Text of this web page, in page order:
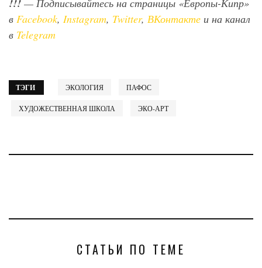
!!! — Подписывайтесь на страницы «Европы-Кипр»
в Facebook, Instagram, Twitter, ВКонтакте и на канал
в Telegram
ТЭГИ ЭКОЛОГИЯ ПАФОС
ХУДОЖЕСТВЕННАЯ ШКОЛА ЭКО-АРТ
СТАТЬИ ПО ТЕМЕ